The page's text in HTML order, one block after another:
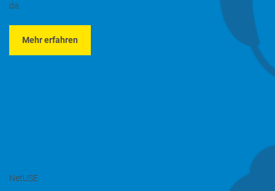
da.
Mehr erfahren
NetUSE